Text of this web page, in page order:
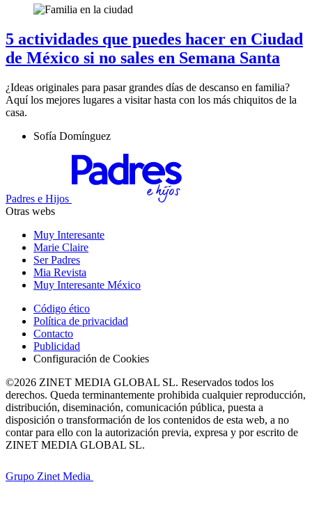
5 actividades que puedes hacer en Ciudad
de México si no sales en Semana Santa
¿Ideas originales para pasar grandes días de descanso en familia?
Aquí los mejores lugares a visitar hasta con los más chiquitos de la
casa.
Sofía Domínguez
Padres e Hijos
Otras webs
Muy Interesante
Marie Claire
Ser Padres
Mia Revista
Muy Interesante México
Código ético
Política de privacidad
Contacto
Publicidad
Configuración de Cookies
©2026 ZINET MEDIA GLOBAL SL. Reservados todos los
derechos. Queda terminantemente prohibida cualquier reproducción,
distribución, diseminación, comunicación pública, puesta a
disposición o transformación de los contenidos de esta web, a no
contar para ello con la autorización previa, expresa y por escrito de
ZINET MEDIA GLOBAL SL.
Grupo Zinet Media